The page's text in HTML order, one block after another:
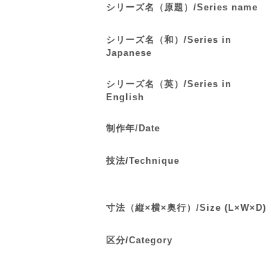
シリーズ名（原題）/Series name
シリーズ名（和）/Series in
Japanese
シリーズ名（英）/Series in
English
制作年/Date
技法/Technique
寸法（縦×横×奥行）/Size (L×W×D)
区分/Category